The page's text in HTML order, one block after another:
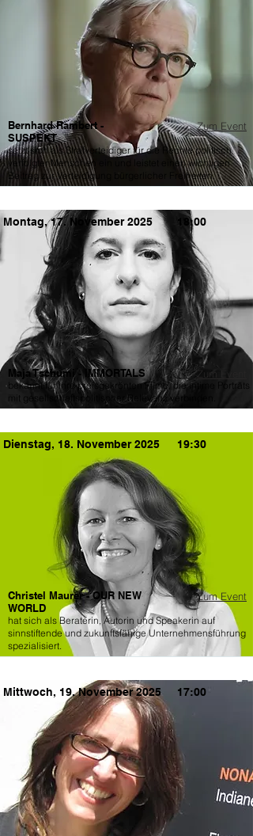
Bernhard Rambert -
SUSPEKT
setzt sich als Strafverteidiger für die Rechte politisch
verfolgter Menschen ein und leistet einen wichtigen
Beitrag zur Verteidigung bürgerlicher Freiheiten.
Zum Event
Montag, 17. November 2025 18:00
Maja Tschumi - IMMORTALS
bekannt für ihre preisgekrönten Filme, die intime Porträts
mit gesellschaftspolitischer Relevanz verbinden.
Zum Event
Dienstag, 18. November 2025 19:30
Christel Maurer - OUR NEW
WORLD
hat sich als Beraterin, Autorin und Speakerin auf
sinnstiftende und zukunftsfähige Unternehmensführung
spezialisiert.
Zum Event
Mittwoch, 19. November 2025 17:00